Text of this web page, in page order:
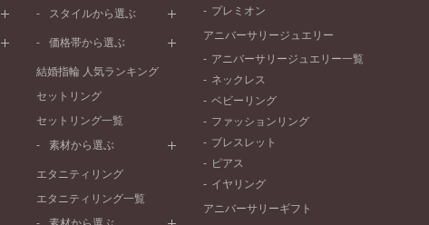
ペールブラウンゴールド
V字ライン
プレーン
セベラルメレ
ラインメレ
スタイルから選ぶ
シンプル
モード
エレガント
ゴージャス
価格帯から選ぶ
50万円～
20万円～30万円
10万円～20万円
結婚指輪 人気ランキング
セットリング
セットリング一覧
素材から選ぶ
プラチナ
エタニティリング
エタニティリング一覧
プレミオン
アニバーサリージュエリー
アニバーサリージュエリー一覧
ネックレス
ベビーリング
ファッションリング
ブレスレット
ピアス
イヤリング
アニバーサリーギフト